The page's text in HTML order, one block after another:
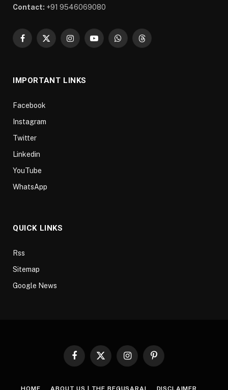
Contact: +91 9546069080
Facebook
X
InstagramYouTubeWhatsAppThreads
IMPORTANT LINKS
Facebook
Instagram
Twitter
Linkedin
YouTube
WhatsApp
QUICK LINKS
Rss
Sitemap
Google News
Facebook
X
InstagramPinterest
HOME ABOUT US | THE BEGUSARAI DISCLAIMER